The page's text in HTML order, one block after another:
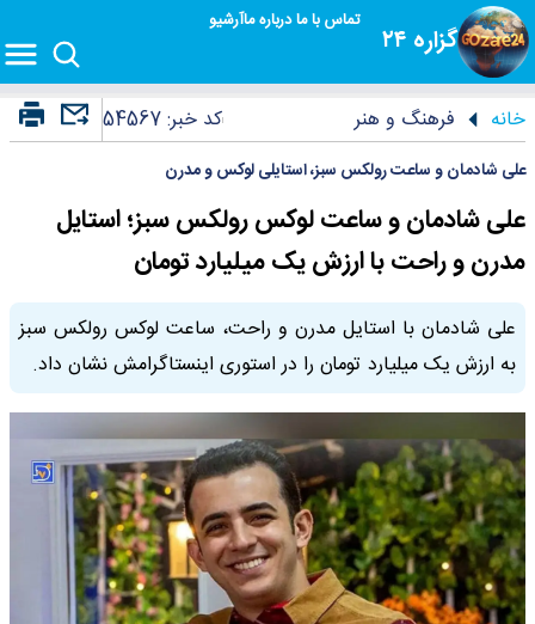
گزاره ۲۴
تماس با مادرباره ماآرشیو
خانه فرهنگ و هنر کد خبر:54567
علی شادمان و ساعت رولکس سبز، استایلی لوکس و مدرن
علی شادمان و ساعت لوکس رولکس سبز؛ استایل
مدرن و راحت با ارزش یک میلیارد تومان
علی شادمان با استایل مدرن و راحت، ساعت لوکس رولکس سبز
به ارزش یک میلیارد تومان را در استوری اینستاگرامش نشان داد.